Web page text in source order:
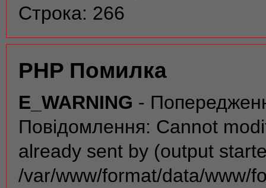
Строка: 266
PHP Помилка
E_WARNING -
Повідомлення: Cannot
already sent by (output
/var/www/format/data/www/